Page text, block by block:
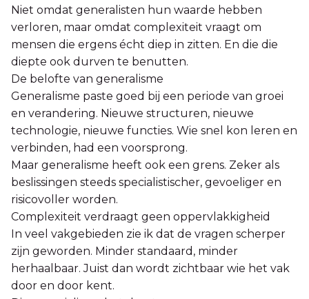
Niet omdat generalisten hun waarde hebben
verloren, maar omdat complexiteit vraagt om
mensen die ergens écht diep in zitten. En die die
diepte ook durven te benutten.
De belofte van generalisme
Generalisme paste goed bij een periode van groei
en verandering. Nieuwe structuren, nieuwe
technologie, nieuwe functies. Wie snel kon leren en
verbinden, had een voorsprong.
Maar generalisme heeft ook een grens. Zeker als
beslissingen steeds specialistischer, gevoeliger en
risicovoller worden.
Complexiteit verdraagt geen oppervlakkigheid
In veel vakgebieden zie ik dat de vragen scherper
zijn geworden. Minder standaard, minder
herhaalbaar. Juist dan wordt zichtbaar wie het vak
door en door kent.